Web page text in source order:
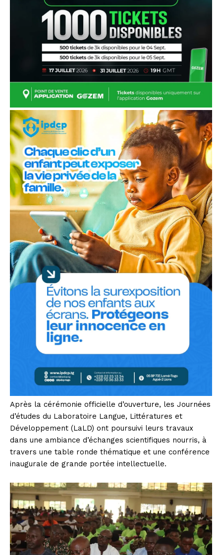
Après la cérémonie officielle d’ouverture, les Journées
d’études du Laboratoire Langue, Littératures et
Développement (LaLD) ont poursuivi leurs travaux
dans une ambiance d’échanges scientifiques nourris, à
travers une table ronde thématique et une conférence
inaugurale de grande portée intellectuelle.